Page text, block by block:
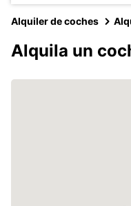
Alquiler de coches
Alquila un